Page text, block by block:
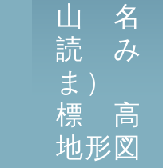
山 名
読 み
ま）
標 高
地形図